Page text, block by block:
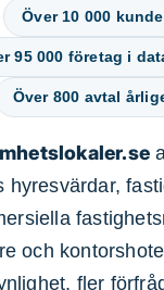
Över 10 000
95 000 företag i
Över 800 avtal
hyresvärdar,
och
fler